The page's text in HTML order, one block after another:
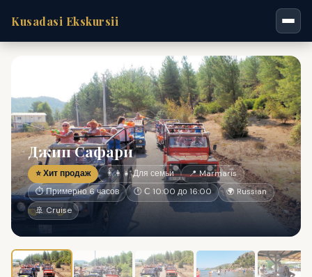
Kusadasi Ekskursii
Джип Сафари
⭐ Хит продаж 👨‍👩‍👧 Для семьи
📍 Marmaris
⏱ Примерно 6 часов
🕐 С 10:00 до 16:00
🌍 Russian
🚢 Cruise